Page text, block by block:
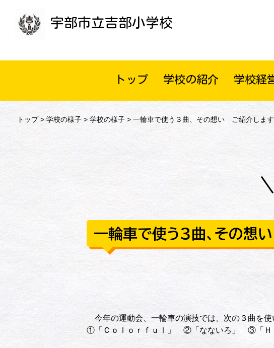
宇部市立吉部小学校
トップ 学校の紹介 学校経
トップ> 学校の様子> 学校の様子> 一輪車で使う３曲、その想い ご紹介します
一輪車で使う３曲、その想
今年の運動会、一輪車の演技では、次の３曲を使
①「Ｃｏｌｏｒｆｕｌ」 ②「なないろ」 ③「Ｈ